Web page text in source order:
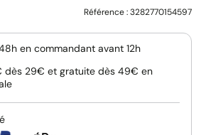
Référence :3282770154597
en commandant avant 12h
dès 29€ et gratuite dès 49€ en